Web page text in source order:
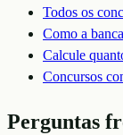
Todos os
Como a banca
Calcule
Concursos
Perguntas